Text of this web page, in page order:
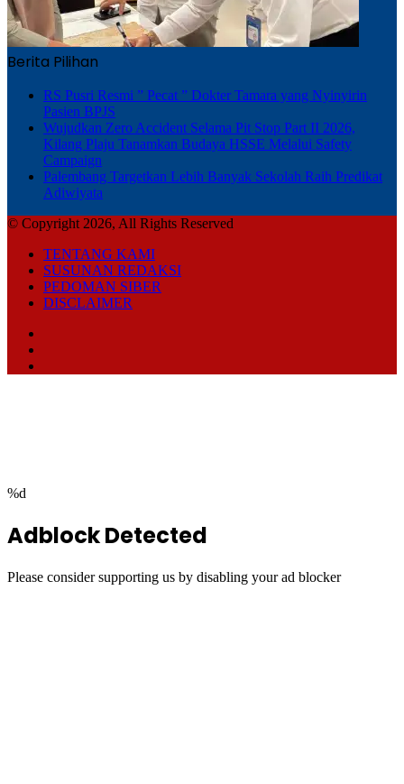
Berita Pilihan
RS Pusri Resmi ” Pecat ” Dokter Tamara yang Nyinyirin
Pasien BPJS
Wujudkan Zero Accident Selama Pit Stop Part II 2026,
Kilang Plaju Tanamkan Budaya HSSE Melalui Safety
Campaign
Palembang Targetkan Lebih Banyak Sekolah Raih Predikat
Adiwiyata
© Copyright 2026, All Rights Reserved
TENTANG KAMI
SUSUNAN REDAKSI
PEDOMAN SIBER
DISCLAIMER
%d
Adblock Detected
Please consider supporting us by disabling your ad blocker